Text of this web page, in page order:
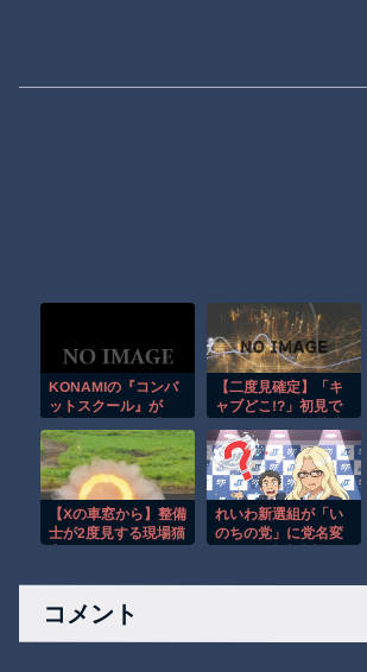
KONAMIの『コンバ
ットスクール』が
ケアカ2」で8月6日
に配信決定！
【二度見確定】「キ
ャブどこ!?」初見で
トラックｗ【低す
ぎ】
【Xの車窓から】整備
士が2度見する現場猫
れいわ新選組が「い
のちの党」に党名変
と臨時総会など開催
コメント